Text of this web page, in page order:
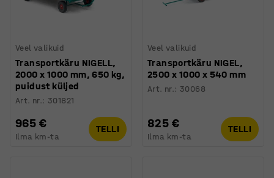
Veel valikuid
Transportkäru NIGELL,
2000 x 1000 mm, 650 kg,
puidust küljed
Art. nr.: 301821
965 €
Ilma km-ta
TELLI
Veel valikuid
Transportkäru NIGEL,
2500 x 1000 x 540 mm
Art. nr.: 30068
825 €
Ilma km-ta
TELLI